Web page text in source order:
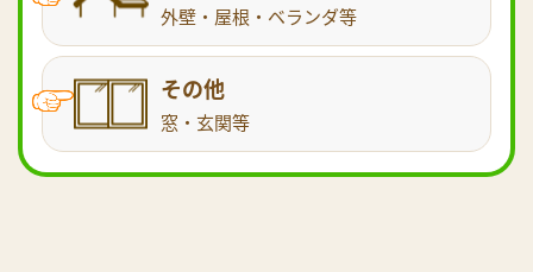
外壁・屋根・ベランダ等
その他
窓・玄関等